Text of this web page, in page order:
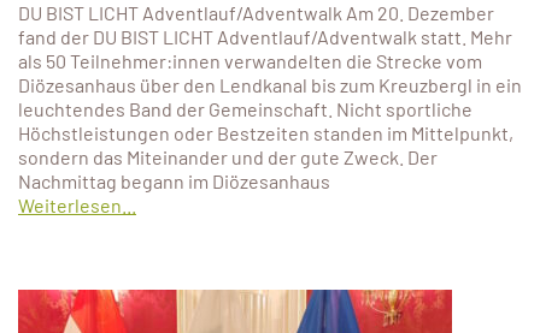
DU BIST LICHT Adventlauf/Adventwalk Am 20. Dezember
fand der DU BIST LICHT Adventlauf/Adventwalk statt. Mehr
als 50 Teilnehmer:innen verwandelten die Strecke vom
Diözesanhaus über den Lendkanal bis zum Kreuzbergl in ein
leuchtendes Band der Gemeinschaft. Nicht sportliche
Höchstleistungen oder Bestzeiten standen im Mittelpunkt,
sondern das Miteinander und der gute Zweck. Der
Nachmittag begann im Diözesanhaus
Weiterlesen...